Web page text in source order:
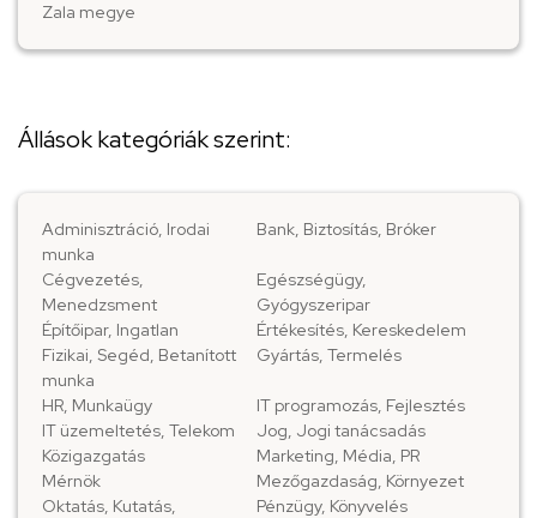
Zala megye
Állások kategóriák szerint:
Adminisztráció, Irodai
munka
Bank, Biztosítás, Bróker
Cégvezetés,
Menedzsment
Egészségügy,
Gyógyszeripar
Építőipar, Ingatlan
Értékesítés, Kereskedelem
Fizikai, Segéd, Betanított
munka
Gyártás, Termelés
HR, Munkaügy
IT programozás, Fejlesztés
IT üzemeltetés, Telekom
Jog, Jogi tanácsadás
Közigazgatás
Marketing, Média, PR
Mérnök
Mezőgazdaság, Környezet
Oktatás, Kutatás,
Pénzügy, Könyvelés